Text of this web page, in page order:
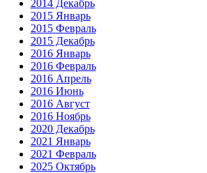
2014 Декабрь
2015 Январь
2015 Февраль
2015 Декабрь
2016 Январь
2016 Февраль
2016 Апрель
2016 Июнь
2016 Август
2016 Ноябрь
2020 Декабрь
2021 Январь
2021 Февраль
2025 Октябрь